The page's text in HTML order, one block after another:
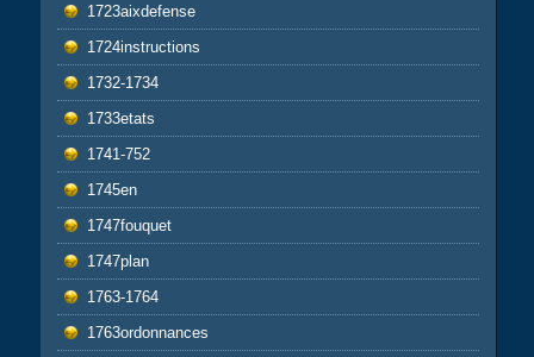
1723aixdefense
1724instructions
1732-1734
1733etats
1741-752
1745en
1747fouquet
1747plan
1763-1764
1763ordonnances